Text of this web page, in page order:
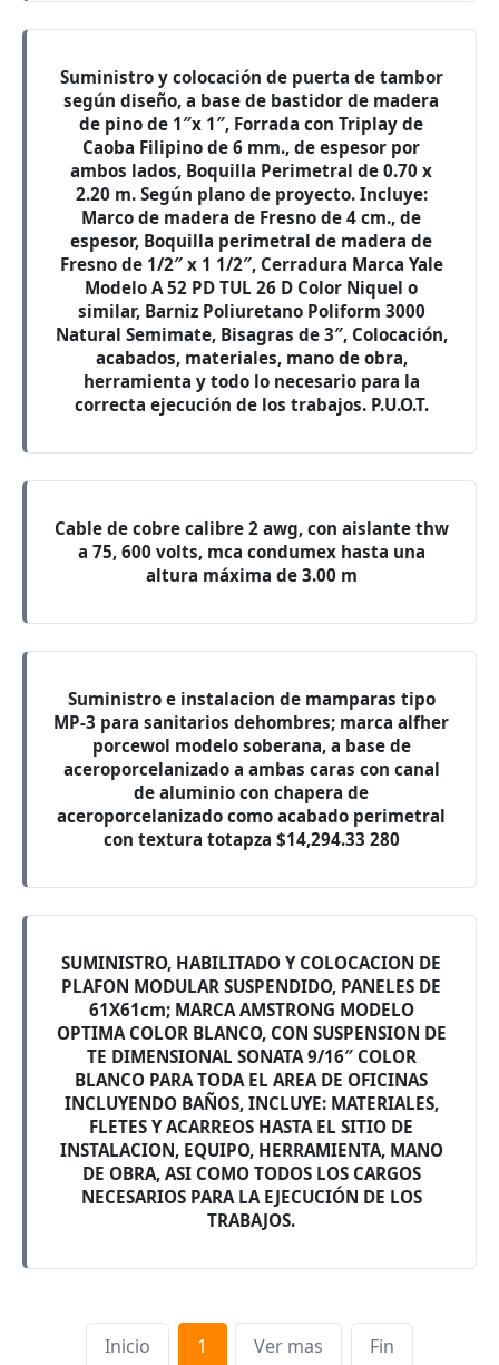
Suministro y colocación de puerta de tambor
según diseño, a base de bastidor de madera
de pino de 1″x 1″, Forrada con Triplay de
Caoba Filipino de 6 mm., de espesor por
ambos lados, Boquilla Perimetral de 0.70 x
2.20 m. Según plano de proyecto. Incluye:
Marco de madera de Fresno de 4 cm., de
espesor, Boquilla perimetral de madera de
Fresno de 1/2″ x 1 1/2″, Cerradura Marca Yale
Modelo A 52 PD TUL 26 D Color Niquel o
similar, Barniz Poliuretano Poliform 3000
Natural Semimate, Bisagras de 3″, Colocación,
acabados, materiales, mano de obra,
herramienta y todo lo necesario para la
correcta ejecución de los trabajos. P.U.O.T.
Cable de cobre calibre 2 awg, con aislante thw
a 75, 600 volts, mca condumex hasta una
altura máxima de 3.00 m
Suministro e instalacion de mamparas tipo
MP-3 para sanitarios dehombres; marca alfher
porcewol modelo soberana, a base de
aceroporcelanizado a ambas caras con canal
de aluminio con chapera de
aceroporcelanizado como acabado perimetral
con textura totapza $14,294.33 280
SUMINISTRO, HABILITADO Y COLOCACION DE
PLAFON MODULAR SUSPENDIDO, PANELES DE
61X61cm; MARCA AMSTRONG MODELO
OPTIMA COLOR BLANCO, CON SUSPENSION DE
TE DIMENSIONAL SONATA 9/16″ COLOR
BLANCO PARA TODA EL AREA DE OFICINAS
INCLUYENDO BAÑOS, INCLUYE: MATERIALES,
FLETES Y ACARREOS HASTA EL SITIO DE
INSTALACION, EQUIPO, HERRAMIENTA, MANO
DE OBRA, ASI COMO TODOS LOS CARGOS
NECESARIOS PARA LA EJECUCIÓN DE LOS
TRABAJOS.
Inicio 1 Ver mas Fin